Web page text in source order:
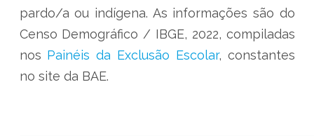
pardo/a ou indígena. As informações são do
Censo Demográfico / IBGE, 2022, compiladas
nos Painéis da Exclusão Escolar, constantes
no site da BAE.